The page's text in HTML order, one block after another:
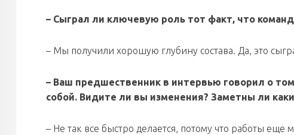
– Сыграл ли ключевую роль тот факт, что
– Мы получили хорошую глубину состава. Да, это
– Ваш предшественник в интервью говорил о
собой. Видите ли вы изменения? Заметны ли
– Не так все быстро делается, потому что работы еще